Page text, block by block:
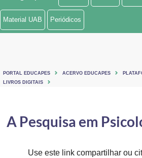
Ministério de Minas e Energia
Ministério do Turismo
Controladoria-Geral da União
Material UAB Periódicos
PORTAL EDUCAPES ACERVO EDUCAPES
LIVROS DIGITAIS
A Pesquisa em
Use este link compartilhar ou